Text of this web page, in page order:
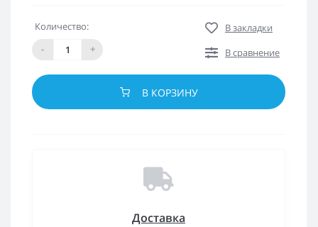
Количество:
-
+
В закладки
В сравнение
В КОРЗИНУ
Доставка